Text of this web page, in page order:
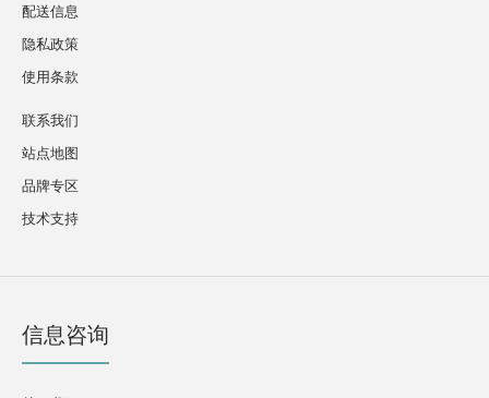
配送信息
隐私政策
使用条款
联系我们
站点地图
品牌专区
技术支持
信息咨询